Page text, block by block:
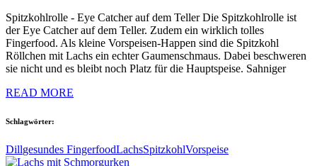
Spitzkohlrolle - Eye Catcher auf dem Teller Die Spitzkohlrolle ist
der Eye Catcher auf dem Teller. Zudem ein wirklich tolles
Fingerfood. Als kleine Vorspeisen-Happen sind die Spitzkohl
Röllchen mit Lachs ein echter Gaumenschmaus. Dabei beschweren
sie nicht und es bleibt noch Platz für die Hauptspeise. Sahniger
READ MORE
Schlagwörter:
Dillgesundes FingerfoodLachsSpitzkohlVorspeise